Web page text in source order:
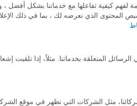
لفهم كيفية تفاعلها مع خدماتنا بشكل
المحتوى الذي نعرضه لك ، بما في ذلك
المتعلقة بخدماتنا. مثلاً، إذا تلقيت
مثل الشركات التي تظهر في موقع